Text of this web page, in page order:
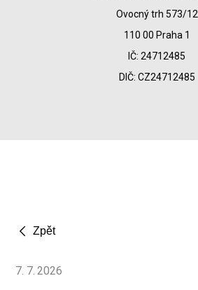
Ovocný trh 573/12
110 00 Praha 1
IČ: 24712485
DIČ: CZ24712485
Zpět
7. 7. 2026